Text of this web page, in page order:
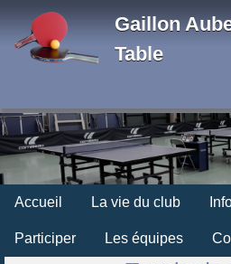
Gaillon
Table
Accueil La vie du club
Participer Les équipes
Panneau de gestion des cookies